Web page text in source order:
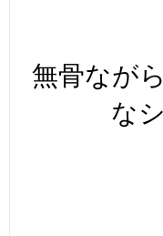
無骨なが
な